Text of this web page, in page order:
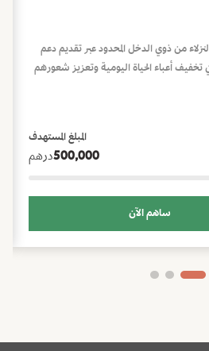
من ذوي الدخل المحدود عبر تقديم دعم
أعباء الحياة اليومية وتعزيز شعورهم
المبلغ المستهدف
درهم500,000
ساهم الآن